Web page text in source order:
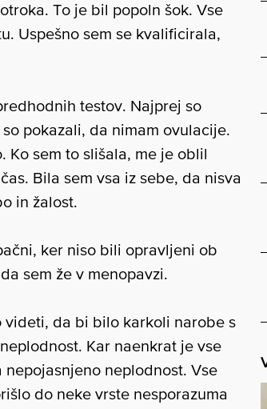
To je bil popoln šok. Vse
Uspešno sem se kvalificirala,
testov. Najprej so
pokazali, da nimam ovulacije.
Ko sem to slišala, me je oblil
Bila sem vsa iz sebe, da nisva
in žalost.
ker niso bili opravljeni ob
sem že v menopavzi.
videti, da bi bilo karkoli narobe s
Kar naenkrat je vse
neplodnost. Vse
do neke vrste nesporazuma